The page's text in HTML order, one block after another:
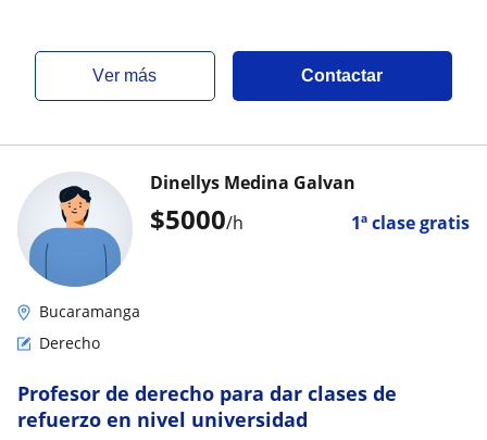
ver más Contactar
$5000/h 1ª clase gratis
Dinellys Medina Galvan
Bucaramanga
Derecho
Profesor de derecho para dar clases de
refuerzo en nivel universidad